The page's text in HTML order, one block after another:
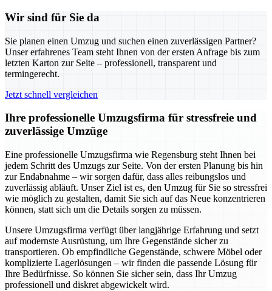
Wir sind für Sie da
Sie planen einen Umzug und suchen einen zuverlässigen Partner?
Unser erfahrenes Team steht Ihnen von der ersten Anfrage bis zum
letzten Karton zur Seite – professionell, transparent und
termingerecht.
Jetzt schnell vergleichen
Ihre professionelle Umzugsfirma für stressfreie und
zuverlässige Umzüge
Eine professionelle Umzugsfirma wie Regensburg steht Ihnen bei
jedem Schritt des Umzugs zur Seite. Von der ersten Planung bis hin
zur Endabnahme – wir sorgen dafür, dass alles reibungslos und
zuverlässig abläuft. Unser Ziel ist es, den Umzug für Sie so stressfrei
wie möglich zu gestalten, damit Sie sich auf das Neue konzentrieren
können, statt sich um die Details sorgen zu müssen.
Unsere Umzugsfirma verfügt über langjährige Erfahrung und setzt
auf modernste Ausrüstung, um Ihre Gegenstände sicher zu
transportieren. Ob empfindliche Gegenstände, schwere Möbel oder
komplizierte Lagerlösungen – wir finden die passende Lösung für
Ihre Bedürfnisse. So können Sie sicher sein, dass Ihr Umzug
professionell und diskret abgewickelt wird.